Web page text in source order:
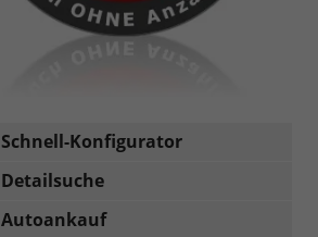
Schnell-Konfigurator
Detailsuche
Autoankauf